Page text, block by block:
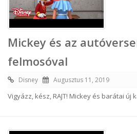
Mickey és az
felmosóval
Disney Augusztus 11, 2019
Vigyázz, kész, RAJT! Mickey és barátai új